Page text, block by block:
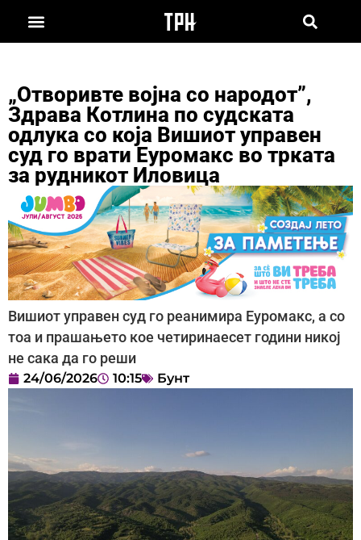
„Отворивте војна со народот”,
Здрава Котлина по судската
одлука со која Вишиот управен
суд го врати Еуромакс во трката
за рудникот Иловица
Вишиот управен суд го реанимира Еуромакс, а со
тоа и прашањето кое четиринаесет години никој
не сака да го реши
24/06/2026 10:15 Бунт